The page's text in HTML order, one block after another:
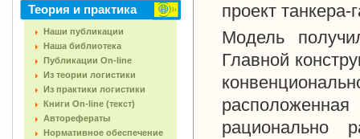
Теория и практика
Наши публикации
Наша библиотека
Публикации On-line
Из теории логистики
Из практики логистики
Книги On-line (текст)
Авторефераты
Нормативное обеспечение
проект танкера-
Модель
Главной
рационально